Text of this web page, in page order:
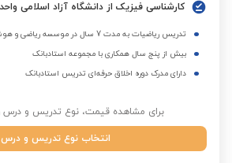
کارشناسی فیزیک از دانشگاه آزاد اسلامی
تدریس ریاضیات به مدت 7 سال در موسسه ریاضی و هوش imaths
بیش از پنج سال همکاری با مجموعه استادبانک
دارای مدرک دوره اخلاق حرفه‌ای تدریس استادبانک
برای مشاهده قیمت، نوع تدریس و درس را
انتخاب نوع تدریس و درس